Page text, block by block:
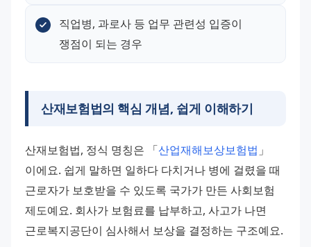
직업병, 과로사 등 업무 관련성 입증이
쟁점이 되는 경우
산재보험법의 핵심 개념, 쉽게 이해하기
산재보험법, 정식 명칭은 「산업재해보상보험법 」
이에요. 쉽게 말하면 일하다 다치거나 병에 걸렸을 때
근로자가 보호받을 수 있도록 국가가 만든 사회보험
제도예요. 회사가 보험료를 납부하고, 사고가 나면
근로복지공단이 심사해서 보상을 결정하는 구조예요.